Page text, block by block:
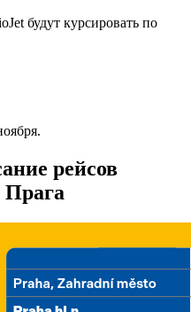
будут курсировать по
рейсов
Прага